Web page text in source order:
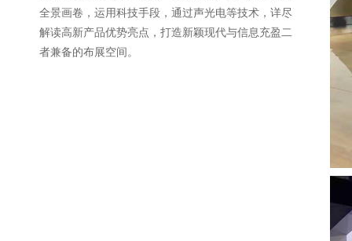
全景画卷，运用科技手段，通过声光电等技术，详尽
解读高新产品优势亮点，打造新颖现代与信息充盈二
者兼备的布展空间。